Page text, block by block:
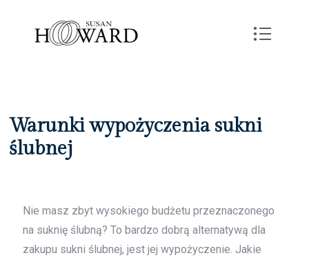
Warunki wypożyczenia sukni
ślubnej
Nie masz zbyt wysokiego budżetu przeznaczonego
na suknię ślubną? To bardzo dobrą alternatywą dla
zakupu sukni ślubnej, jest jej wypożyczenie. Jakie